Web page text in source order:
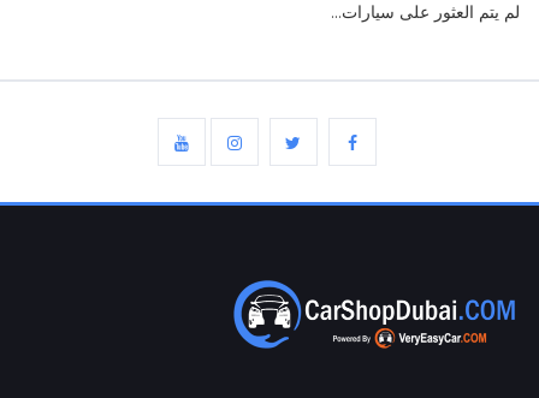
لم يتم العثور على سيارات...